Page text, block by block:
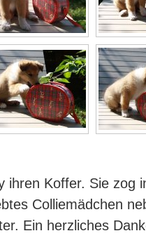
ihren Koffer. Sie zog
Colliemädchen
Ein herzliches